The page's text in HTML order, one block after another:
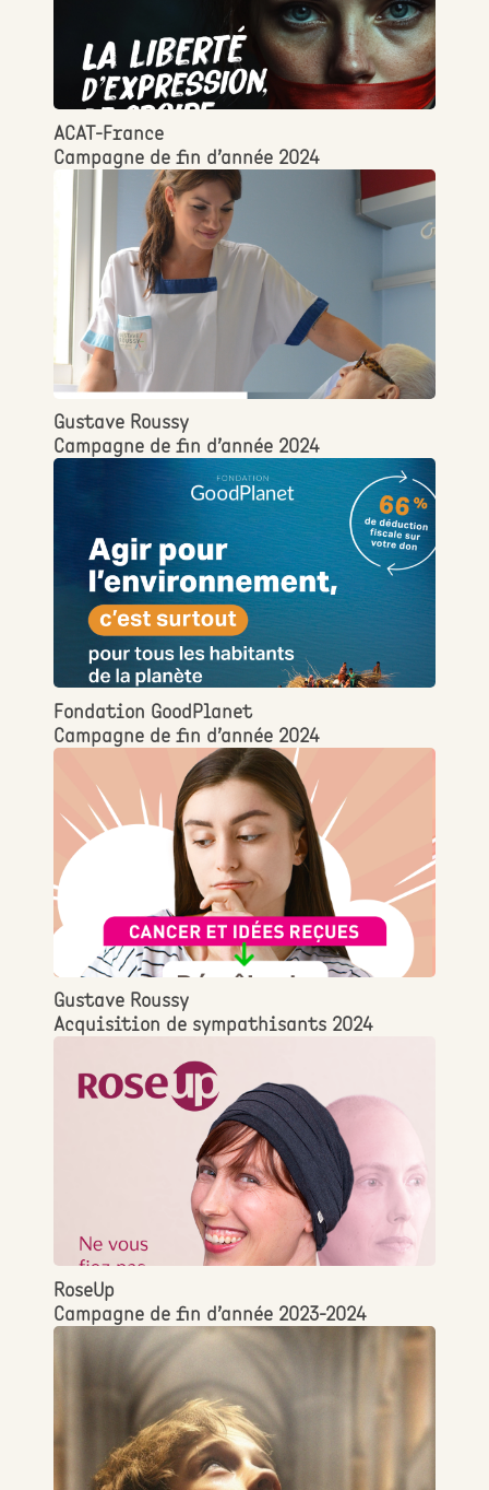
ACAT-France
Campagne de fin d’année 2024
Gustave Roussy
Campagne de fin d’année 2024
Fondation GoodPlanet
Campagne de fin d’année 2024
Gustave Roussy
Acquisition de sympathisants 2024
RoseUp
Campagne de fin d’année 2023-2024